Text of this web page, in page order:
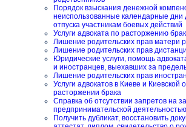
Порядок взыскания денежной
неиспользованные календарные дни
отпуска участникам боевых действий
Услуги адвоката по расторжению
Лишение родительских прав матери
Лишение родительских прав
Юридические услуги, помощь
и иностранцев, выехавших за
Лишение родительских прав
Услуги адвокатов в Киеве и Киевской
расторжении брака
Справка об отсутствии запретов на
предпринимательской деятельностью
Получить дубликат, восстановить